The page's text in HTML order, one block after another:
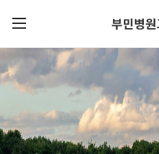
로그인
회원가입
부민병원그룹소개
비전과
부민스토리
이사장소개
부민병원그룹소식
사회공헌
후원안내
병원/
센터